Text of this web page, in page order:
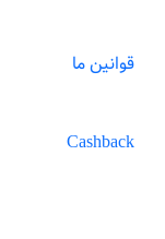
قوانین ما
Cashback